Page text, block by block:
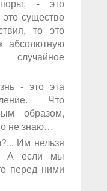
- это
существо
то это
абсолютную
- это эта
Что
образом,
не знаю…
Им нельзя
А если мы
перед ними